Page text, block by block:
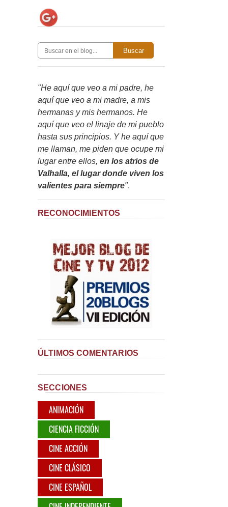
Buscar
"He aquí que veo a mi padre, he
aquí que veo a mi madre, a mis
hermanas y mis hermanos. He
aquí que veo el linaje de mi pueblo
hasta sus principios. Y he aquí que
me llaman, me piden que ocupe mi
lugar entre ellos, en los atrios de
Valhalla, el lugar donde viven los
valientes para siempre".
RECONOCIMIENTOS
ÚLTIMOS COMENTARIOS
SECCIONES
ANIMACIÓN
CIENCIA FICCIÓN
CINE ACCIÓN
CINE CLÁSICO
CINE ESPAÑOL